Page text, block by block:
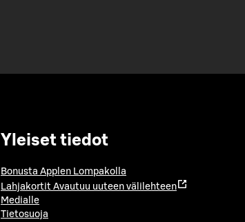
Yleiset tiedot
Bonusta Applen Lompakolla
Lahjakortit Avautuu uuteen välilehteen
Medialle
Tietosuoja